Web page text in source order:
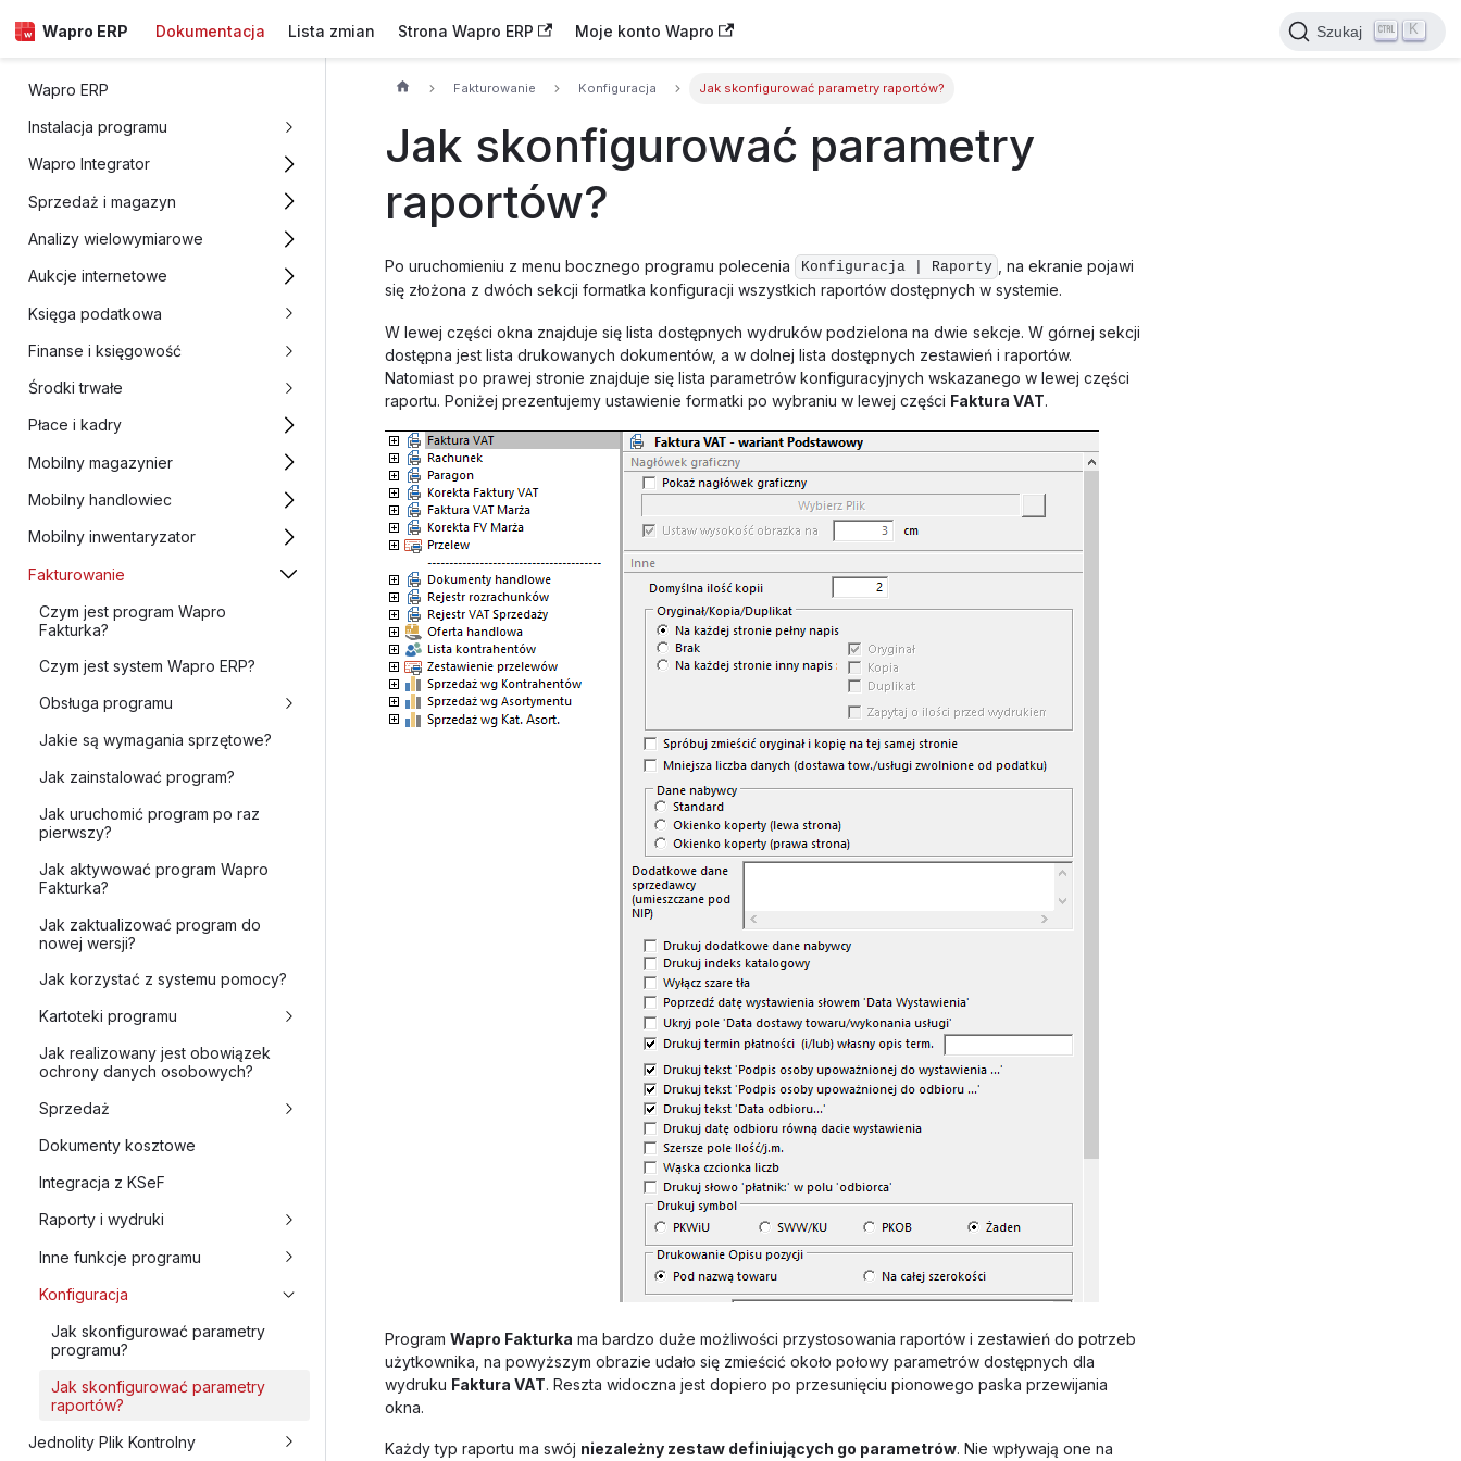
Wapro ERP Dokumentacja Lista zmian Strona Wapro ERP Moje konto Wapro Szukaj K
Wapro ERP
Instalacja programu
Wapro Integrator
Sprzedaż i magazyn
Analizy wielowymiarowe
Aukcje internetowe
Księga podatkowa
Finanse i księgowość
Środki trwałe
Płace i kadry
Mobilny magazynier
Mobilny handlowiec
Mobilny inwentaryzator
Fakturowanie
Czym jest program Wapro
Fakturka?
Czym jest system Wapro ERP?
Obsługa programu
Jakie są wymagania sprzętowe?
Jak zainstalować program?
Jak uruchomić program po raz
pierwszy?
Jak aktywować program Wapro
Fakturka?
Jak zaktualizować program do
nowej wersji?
Jak korzystać z systemu pomocy?
Kartoteki programu
Jak realizowany jest obowiązek
ochrony danych osobowych?
Sprzedaż
Dokumenty kosztowe
Integracja z KSeF
Raporty i wydruki
Inne funkcje programu
Konfiguracja
Jak skonfigurować parametry
programu?
Jak skonfigurować parametry
raportów?
Jednolity Plik Kontrolny
Fakturowanie Konfiguracja Jak skonfigurować parametry raportów?
Jak skonfigurować parametry
raportów?
Po uruchomieniu z menu bocznego programu polecenia Konfiguracja | Raporty
, na ekranie pojawi
się złożona z dwóch sekcji formatka konfiguracji wszystkich raportów dostępnych w systemie.
W lewej części okna znajduje się lista dostępnych wydruków podzielona na dwie sekcje. W górnej sekcji
dostępna jest lista drukowanych dokumentów, a w dolnej lista dostępnych zestawień i raportów.
Natomiast po prawej stronie znajduje się lista parametrów konfiguracyjnych wskazanego w lewej części
raportu. Poniżej prezentujemy ustawienie formatki po wybraniu w lewej części Faktura VAT.
Program Wapro Fakturka ma bardzo duże możliwości przystosowania raportów i zestawień do potrzeb
użytkownika, na powyższym obrazie udało się zmieścić około połowy parametrów dostępnych dla
wydruku Faktura VAT. Reszta widoczna jest dopiero po przesunięciu pionowego paska przewijania
okna.
Każdy typ raportu ma swój niezależny zestaw definiujących go parametrów. Nie wpływają one na